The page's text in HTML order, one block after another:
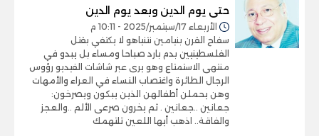
حتى يوم الدين وبعد يوم الدين
الأربعاء 17/سبتمبر/2025 - 10:11 م
سفاح القرن بنيامين نتنياهو لا يكتفي بقتل
الفلسطينيين بدم بارد صباحا ومساء بل يبدو في
منتهى الاستمتاع وهو يرى عبر شاشات الفيديو رؤوس
الرجال الطائرة واغتصاب النساء في العراء والأمهات
وهن يحملن أطفالهن الذين يبكون ويصرخون:
جعانين ..جعانين . ثم يخرون صرعى الألم ..والعجز
والفاقة.. اذهب أيها اللعين تلتهمك